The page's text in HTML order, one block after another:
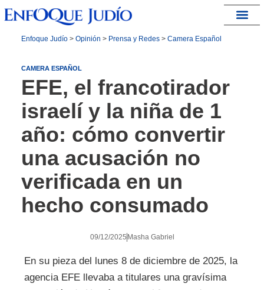
Enfoque Judío> Opinión > Prensa y Redes> Camera Español
CAMERA ESPAÑOL
EFE, el francotirador
israelí y la niña de 1
año: cómo convertir
una acusación no
verificada en un
hecho consumado
09/12/2025 Masha Gabriel
En su pieza del lunes 8 de diciembre de 2025, la
agencia EFE llevaba a titulares una gravísima